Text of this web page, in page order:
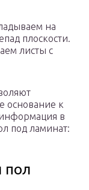
на
плоскости.
листы с
основание к
в
под ламинат:
пол